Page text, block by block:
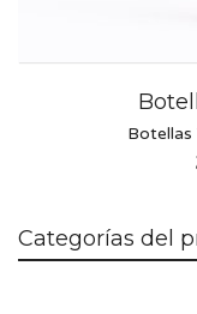
Botellas
Categorías del